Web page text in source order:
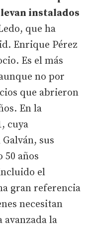
instalados
que ha
Enrique Pérez
Es el más
no por
que abrieron
En la
cuya
sus
50 años
el
gran referencia
necesitan
la